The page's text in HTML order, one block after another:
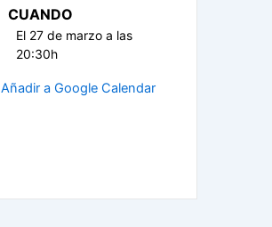
CUANDO
El 27 de marzo a las
20:30h
Añadir a Google Calendar